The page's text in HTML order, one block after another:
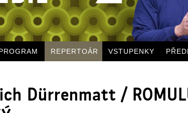
REPERTOÁR VSTUPENKY
Dürrenmatt /